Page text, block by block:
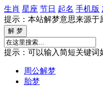
生肖 星座 节日 起名 手机版
提示：本站解梦意思来源于
提示：可以输入简短关键词
周公解梦
胎梦